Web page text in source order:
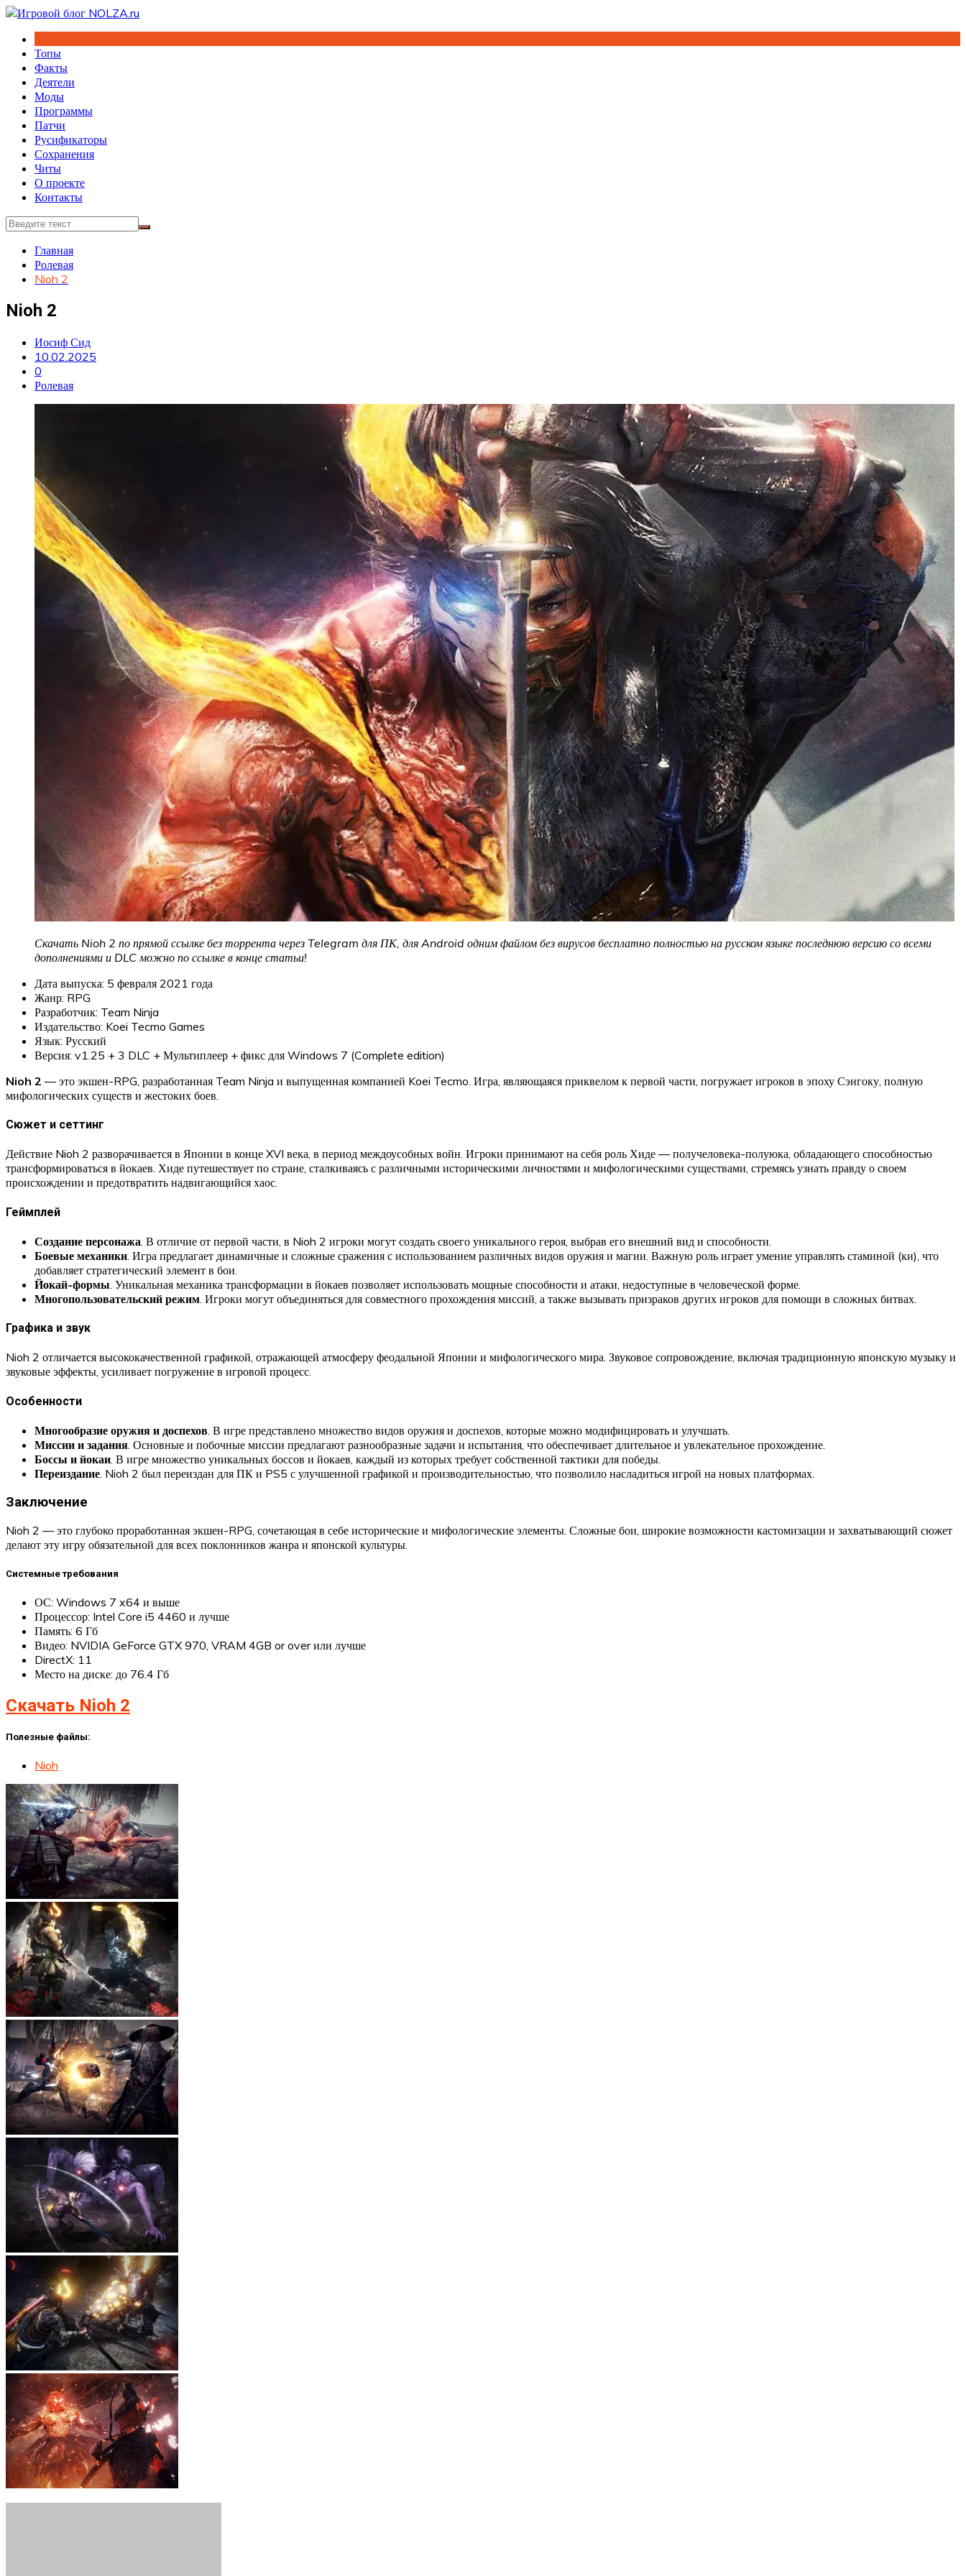
Перейти
содержимому
Топы
Факты
Деятели
Моды
Программы
Патчи
Русификаторы
Сохранения
Читы
О проекте
Контакты
Главная
Ролевая
Nioh 2
Nioh 2
Иосиф Сид
10.02.2025
0
Ролевая
Скачать Nioh 2 по прямой ссылке без торрента через Telegram для ПК, для Android одним файлом без вирусов бесплатно полностью на русском языке последнюю версию со всеми
дополнениями и DLC можно по ссылке в конце статьи!
Дата выпуска: 5 февраля 2021 года
Жанр: RPG
Разработчик: Team Ninja
Издательство: Koei Tecmo Games
Язык: Русский
Версия: v1.25 + 3 DLC + Мультиплеер + фикс для Windows 7 (Complete edition)
Nioh 2 — это экшен-RPG, разработанная Team Ninja и выпущенная компанией Koei Tecmo. Игра, являющаяся приквелом к первой части, погружает игроков в эпоху Сэнгоку, полную
мифологических существ и жестоких боев.
Сюжет и сеттинг
Действие Nioh 2 разворачивается в Японии в конце XVI века, в период междоусобных войн. Игроки принимают на себя роль Хиде — получеловека-полуюка, обладающего способностью
трансформироваться в йокаев. Хиде путешествует по стране, сталкиваясь с различными историческими личностями и мифологическими существами, стремясь узнать правду о своем
происхождении и предотвратить надвигающийся хаос.
Геймплей
Создание персонажа . В отличие от первой части, в Nioh 2 игроки могут создать своего уникального героя, выбрав его внешний вид и способности.
Боевые механики . Игра предлагает динамичные и сложные сражения с использованием различных видов оружия и магии. Важную роль играет умение управлять стаминой (ки), что
добавляет стратегический элемент в бои.
Йокай-формы . Уникальная механика трансформации в йокаев позволяет использовать мощные способности и атаки, недоступные в человеческой форме.
Многопользовательский режим . Игроки могут объединяться для совместного прохождения миссий, а также вызывать призраков других игроков для помощи в сложных битвах.
Графика и звук
Nioh 2 отличается высококачественной графикой, отражающей атмосферу феодальной Японии и мифологического мира. Звуковое сопровождение, включая традиционную японскую музыку и
звуковые эффекты, усиливает погружение в игровой процесс.
Особенности
Многообразие оружия и доспехов . В игре представлено множество видов оружия и доспехов, которые можно модифицировать и улучшать.
Миссии и задания . Основные и побочные миссии предлагают разнообразные задачи и испытания, что обеспечивает длительное и увлекательное прохождение.
Боссы и йокаи . В игре множество уникальных боссов и йокаев, каждый из которых требует собственной тактики для победы.
Переиздание . Nioh 2 был переиздан для ПК и PS5 с улучшенной графикой и производительностью, что позволило насладиться игрой на новых платформах.
Заключение
Nioh 2 — это глубоко проработанная экшен-RPG, сочетающая в себе исторические и мифологические элементы. Сложные бои, широкие возможности кастомизации и захватывающий сюжет
делают эту игру обязательной для всех поклонников жанра и японской культуры.
Системные требования
ОС: Windows 7 x64 и выше
Процессор: Intel Core i5 4460 и лучше
Память: 6 Гб
Видео: NVIDIA GeForce GTX 970, VRAM 4GB or over или лучше
DirectX: 11
Место на диске: до 76.4 Гб
Скачать Nioh 2
Полезные файлы:
Nioh